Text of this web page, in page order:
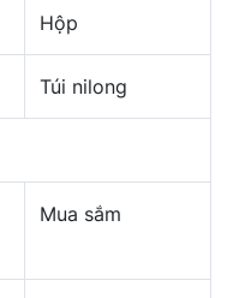
Hộp
Túi nilong
Mua sắm